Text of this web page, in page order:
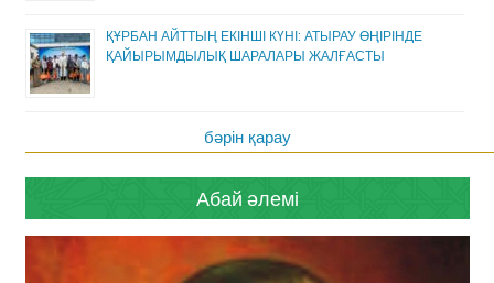
ҚҰРБАН АЙТТЫҢ ЕКІНШІ КҮНІ: АТЫРАУ ӨҢІРІНДЕ
ҚАЙЫРЫМДЫЛЫҚ ШАРАЛАРЫ ЖАЛҒАСТЫ
бәрін қарау
Абай әлемі